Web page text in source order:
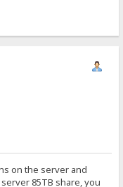
on the server and
server 85TB share, you